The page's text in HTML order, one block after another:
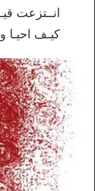
ﺍﻧــﺘﺰﻋﺖ
ﻛﻴـﻒ ﺍﺣﻴـﺎ